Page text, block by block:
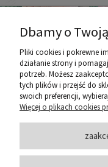
poznaj
Dbamy o
Pliki cookies i pokrewne
działanie strony i
potrzeb. Możesz
tych plików i przejść do
swoich preferencji,
Więcej o plikach cookies